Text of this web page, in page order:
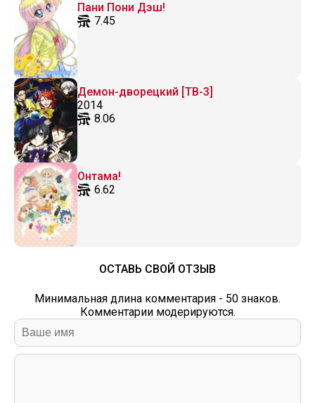
Пани Пони Дэш!
7.45
Демон-дворецкий [ТВ-3]
2014
8.06
Онтама!
6.62
ОСТАВЬ СВОЙ ОТЗЫВ
Минимальная длина комментария - 50 знаков.
Комментарии модерируются.